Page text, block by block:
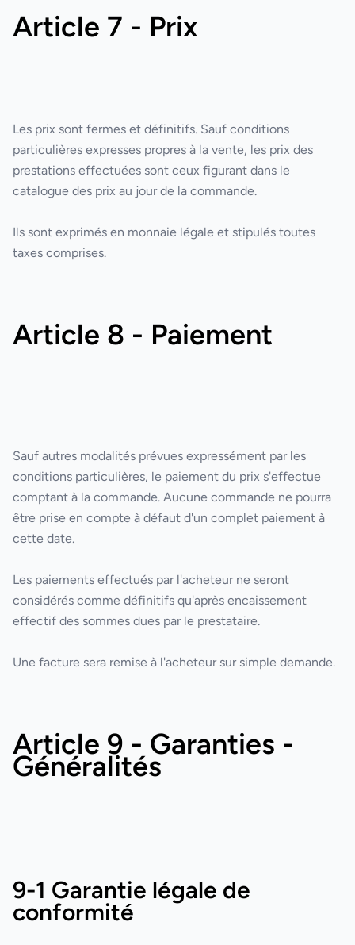
Article 7 - Prix
Les prix sont fermes et définitifs. Sauf conditions
particulières expresses propres à la vente, les prix des
prestations effectuées sont ceux figurant dans le
catalogue des prix au jour de la commande.
Ils sont exprimés en monnaie légale et stipulés toutes
taxes comprises.
Article 8 - Paiement
Sauf autres modalités prévues expressément par les
conditions particulières, le paiement du prix s'effectue
comptant à la commande. Aucune commande ne pourra
être prise en compte à défaut d'un complet paiement à
cette date.
Les paiements effectués par l'acheteur ne seront
considérés comme définitifs qu'après encaissement
effectif des sommes dues par le prestataire.
Une facture sera remise à l'acheteur sur simple demande.
Article 9 - Garanties -
Généralités
9-1 Garantie légale de
conformité